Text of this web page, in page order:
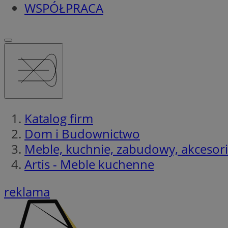
WSPÓŁPRACA
Katalog firm
Dom i Budownictwo
Meble, kuchnie, zabudowy,
Artis - Meble kuchenne
reklama